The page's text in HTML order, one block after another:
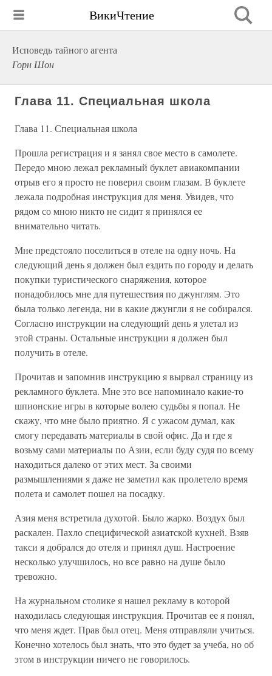
ВикиЧтение
Исповедь тайного агента
Горн Шон
Глава 11. Специальная школа
Глава 11. Специальная школа
Прошла регистрация и я занял свое место в самолете.
Передо мною лежал рекламный буклет авиакомпании
отрыв его я просто не поверил своим глазам. В буклете
лежала подробная инструкция для меня. Увидев, что
рядом со мною никто не сидит я принялся ее
внимательно читать.
Мне предстояло поселиться в отеле на одну ночь. На
следующий день я должен был ездить по городу и делать
покупки туристического снаряжения, которое
понадобилось мне для путешествия по джунглям. Это
была только легенда, ни в какие джунгли я не собирался.
Согласно инструкции на следующий день я улетал из
этой страны. Остальные инструкции я должен был
получить в отеле.
Прочитав и запомнив инструкцию я вырвал страницу из
рекламного буклета. Мне это все напоминало какие-то
шпионские игры в которые волею судьбы я попал. Не
скажу, что мне было приятно. Я с ужасом думал, как
смогу передавать материалы в свой офис. Да и где я
возьму сами материалы по Азии, если буду судя по всему
находиться далеко от этих мест. За своими
размышлениями я даже не заметил как пролетело время
полета и самолет пошел на посадку.
Азия меня встретила духотой. Было жарко. Воздух был
раскален. Пахло специфической азиатской кухней. Взяв
такси я добрался до отеля и принял душ. Настроение
несколько улучшилось, но все равно на душе было
тревожно.
На журнальном столике я нашел рекламу в которой
находилась следующая инструкция. Прочитав ее я понял,
что меня ждет. Прав был отец. Меня отправляли учиться.
Конечно хотелось был знать, что это будет за учеба, но об
этом в инструкции ничего не говорилось.